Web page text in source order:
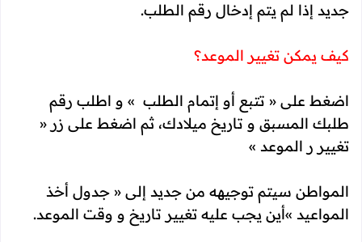
جديد إذا لم يتم إدخال رقم الطلب.
كيف يمكن تغيير الموعد؟
اضغط على « تتبع أو إتمام الطلب » و اطلب رقم
طلبك المسبق و تاريخ ميلادك، ثم اضغط على زر «
تغيير ر الموعد »
المواطن سيتم توجيهه من جديد إلى « جدول أخذ
المواعيد »أين يجب عليه تغيير تاريخ و وقت الموعد.